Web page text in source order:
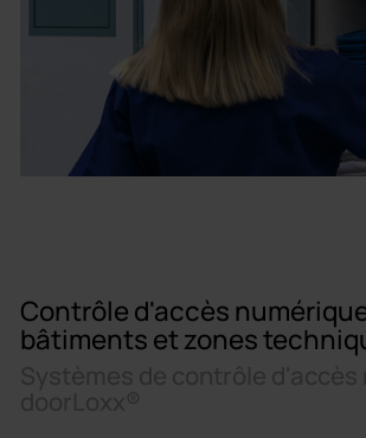
Contrôle d'accès
bâtiments et zones